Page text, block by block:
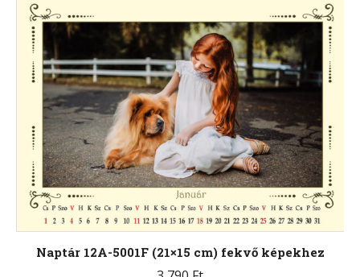
variációja
van.
A
változatok
a
termékoldalon
választhatók
ki
Naptár 12A-5001F (21×15 cm) fekvő képekhez